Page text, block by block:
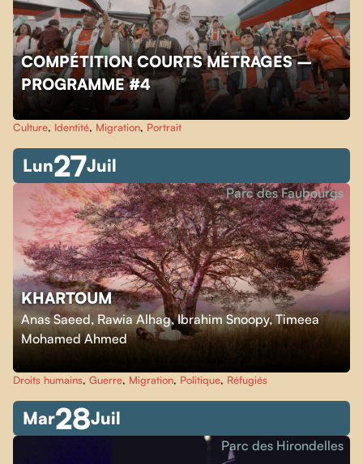
COMPÉTITION COURTS MÉTRAGES –
PROGRAMME #4
Culture, Identité, Migration, Portrait
Lun27Juil
KHARTOUM
Anas Saeed, Rawia Alhag, Ibrahim Snoopy, Timeea
Mohamed Ahmed
Parc des Faubourgs
Droits humains, Guerre, Migration, Politique, Réfugiés
Mar28Juil
Parc des Hirondelles